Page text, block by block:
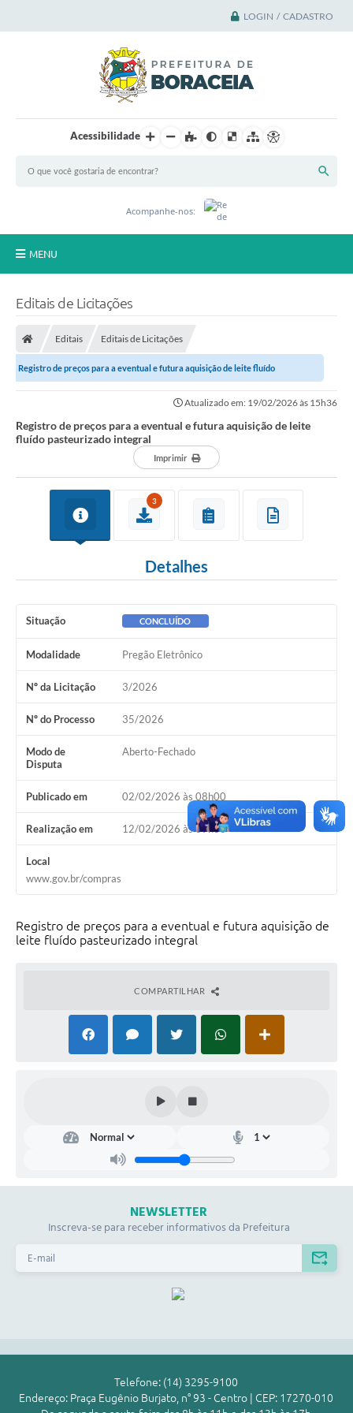
LOGIN / CADASTRO
Acessibilidade
Acompanhe-nos:
MENU
Notícias
Publicações Oficiais
Serviços Online
Contato
Galeria de Vídeos
Secretarias
Contas Públicas
Legislação
Editais
Prefeito por um dia
IPTU
Telefones Úteis
Atendimento Médico
Editais de Licitações
Editais Editais de Licitações
Registro de preços para a eventual e futura aquisição de leite fluído
Atualizado em: 19/02/2026 às 15h36
Registro de preços para a eventual e futura aquisição de leite
fluído pasteurizado integral
Imprimir
3
Detalhes
Situação CONCLUÍDO
Modalidade Pregão Eletrônico
Nº da Licitação 3/2026
Nº do Processo 35/2026
Modo de
Disputa
Aberto-Fechado
Publicado em 02/02/2026 às 08h00
Realização em 12/02/2026 às 09h00
Local
www.gov.br/compras
Registro de preços para a eventual e futura aquisição de
leite fluído pasteurizado integral
COMPARTILHAR
NEWSLETTER
Inscreva-se para receber informativos da Prefeitura
Telefone: (14) 3295-9100
Endereço: Praça Eugênio Burjato, n° 93 - Centro | CEP: 17270-010